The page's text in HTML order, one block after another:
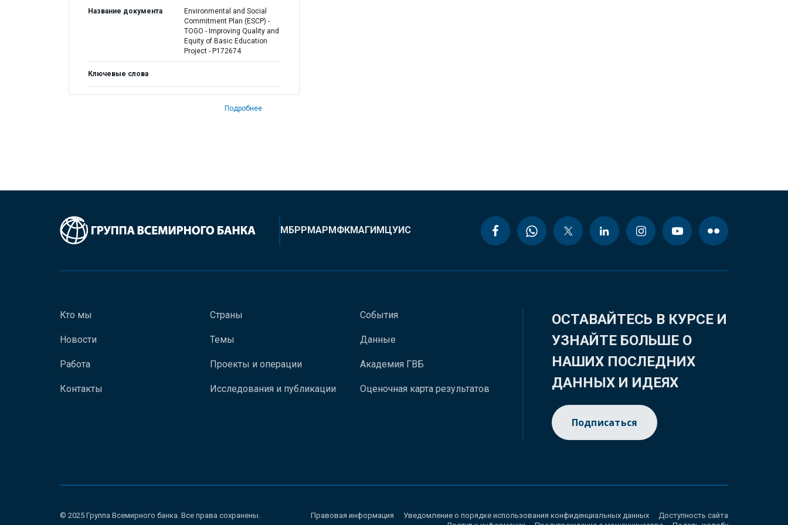
Название документа
Environmental and Social
Commitment Plan (ESCP) -
TOGO - Improving Quality and
Equity of Basic Education
Project - P172674
Ключевые слова
Подробнее
МБРРМАРМФКМАГИМЦУИС
Кто мы
Новости
Работа
Контакты
Страны
Темы
Проекты и операции
Исследования и публикации
События
Данные
Академия ГВБ
Оценочная карта результатов
ОСТАВАЙТЕСЬ В КУРСЕ И
УЗНАЙТЕ БОЛЬШЕ О
НАШИХ ПОСЛЕДНИХ
ДАННЫХ И ИДЕЯХ
Подписаться
© 2025 Группа Всемирного банка. Все права сохранены. Правовая информация Уведомление о порядке использования конфиденциальных данных
Доступность сайта